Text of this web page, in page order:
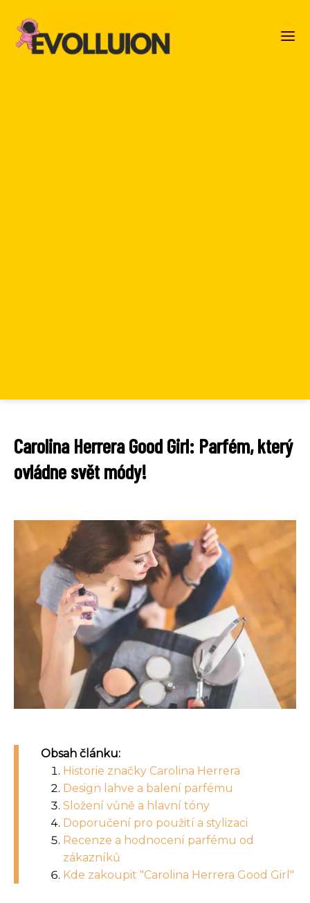
Carolina Herrera Good Girl: Parfém, který
ovládne svět módy!
Obsah článku:
Historie značky Carolina Herrera
Design lahve a balení parfému
Složení vůně a hlavní tóny
Doporučení pro použití a stylizaci
Recenze a hodnocení parfému od
zákazníků
Kde zakoupit "Carolina Herrera Good Girl"